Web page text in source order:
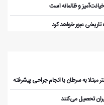
و ظالمانه است
تاریخی عبور خواهد کرد
به سرطان با انجام جراحی پیشرفته